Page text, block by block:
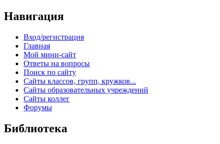
Навигация
Вход/регистрация
Главная
Мой мини-сайт
Ответы на вопросы
Поиск по сайту
Сайты классов, групп, кружков...
Сайты образовательных учреждений
Сайты коллег
Форумы
Библиотека